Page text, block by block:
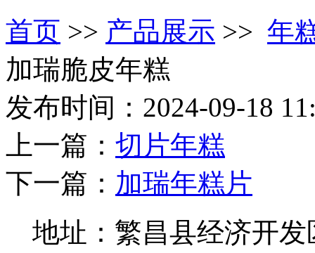
首页 >> 产品展示 >> 年
加瑞脆皮年糕
发布时间：2024-09-18
上一篇： 切片年糕
下一篇： 加瑞年糕片
地址：繁昌县经济开